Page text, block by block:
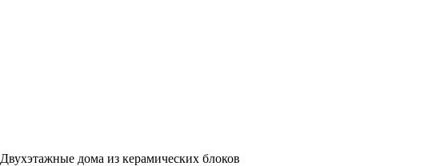
Двухэтажные дома из керамических блоков